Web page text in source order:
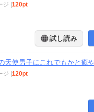
ジ 120pt
試し読み
天使男子にこれでもかと癒
ジ 120pt